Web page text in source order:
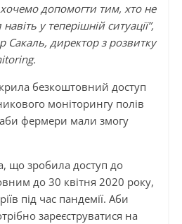
допомогти тим, хто не
у теперішній ситуації”,
Сакаль, директор з розвитку
безкоштовний доступ
моніторингу полів
фермери мали змогу
що зробила доступ до
до 30 квітня 2020 року,
під час пандемії. Аби
зареєструватися на